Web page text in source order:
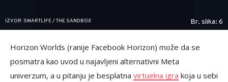
IZVOR: SMARTLIFE / THE SANDBOX Br. slika: 6
Horizon Worlds (ranije Facebook Horizon) može da se
posmatra kao uvod u najavljeni alternativni Meta
univerzum, a u pitanju je besplatna virtuelna igra koja u sebi